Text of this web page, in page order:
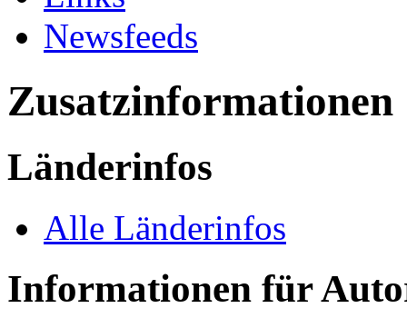
Newsfeeds
Zusatzinformationen
Länderinfos
Alle Länderinfos
Informationen für